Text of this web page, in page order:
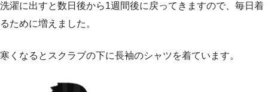
洗濯に出すと数日後から1週間後に戻ってきますので、毎日着
るために増えました。
寒くなるとスクラブの下に長袖のシャツを着ています。